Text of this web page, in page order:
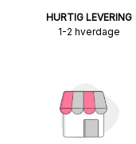
HURTIG LEVERING
1-2 hverdage